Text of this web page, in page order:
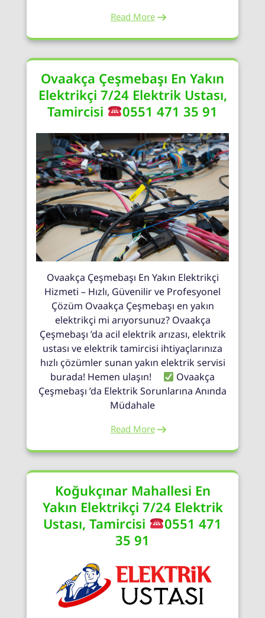
Read More
Ovaakça Çeşmebaşı En Yakın
Elektrikçi 7/24 Elektrik Ustası,
Tamircisi
0551 471 35 91
Ovaakça Çeşmebaşı En Yakın Elektrikçi
Hizmeti – Hızlı, Güvenilir ve Profesyonel
Çözüm Ovaakça Çeşmebaşı en yakın
elektrikçi mi arıyorsunuz? Ovaakça
Çeşmebaşı ’da acil elektrik arızası, elektrik
ustası ve elektrik tamircisi ihtiyaçlarınıza
hızlı çözümler sunan yakın elektrik servisi
burada! Hemen ulaşın!
Ovaakça
Çeşmebaşı ’da Elektrik Sorunlarına Anında
Müdahale
Read More
Koğukçınar Mahallesi En
Yakın Elektrikçi 7/24 Elektrik
Ustası, Tamircisi
0551 471
35 91